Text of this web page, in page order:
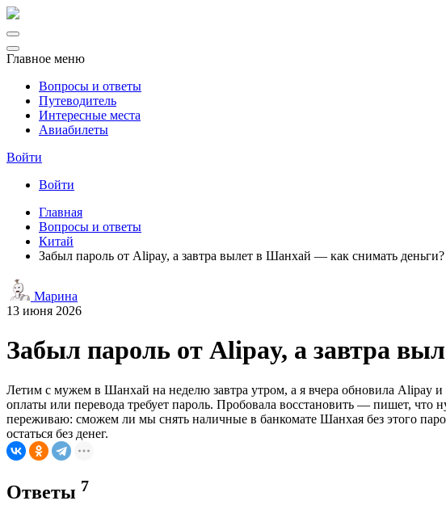
Главное меню
Вопросы и ответы
Путеводитель
Интересные места
Авиабилеты
Войти
Войти
Главная
Вопросы и ответы
Китай
Забыл пароль от Alipay, а завтра вылет в Шанхай — как снимать деньги?
Марина
13 июня 2026
Забыл пароль от Alipay, а завтра
Летим с мужем в Шанхай на неделю завтра утром, а я вчера обновила Alipay
оплаты или перевода требует пароль. Пробовала восстановить — пишет,
переживаю: сможем ли мы снять наличные в банкомате Шанхая без этого
остаться без денег.
Ответы 7